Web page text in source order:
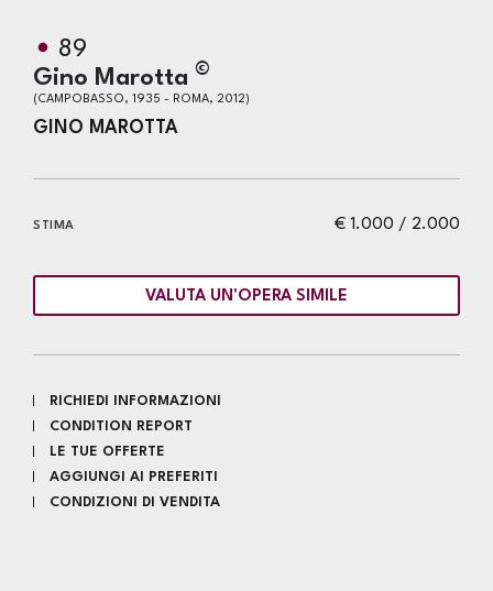
89
Gino Marotta ©
(CAMPOBASSO, 1935 - ROMA, 2012)
GINO MAROTTA
€ 1.000 / 2.000
STIMA
VALUTA UN'OPERA SIMILE
RICHIEDI INFORMAZIONI
CONDITION REPORT
LE TUE OFFERTE
AGGIUNGI AI PREFERITI
CONDIZIONI DI VENDITA